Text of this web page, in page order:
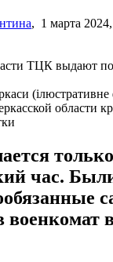
, 1 марта
(ілюстративне
области
час.